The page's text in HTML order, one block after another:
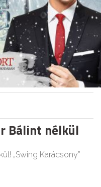
Bálint nélkül
„Swing Karácsony”